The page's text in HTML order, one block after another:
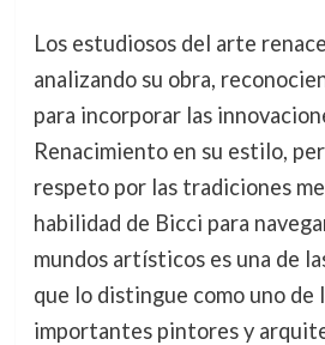
Los estudiosos del arte
analizando su obra,
para incorporar las
Renacimiento en su estilo,
respeto por las tradiciones
habilidad de Bicci para
mundos artísticos es una de
que lo distingue como uno de
importantes pintores y